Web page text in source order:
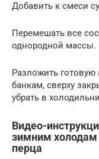
Добавить к смеси
Перемешать все
однородной массы.
Разложить
банкам, сверху
убрать в
Видео-
зимним холодам
перца